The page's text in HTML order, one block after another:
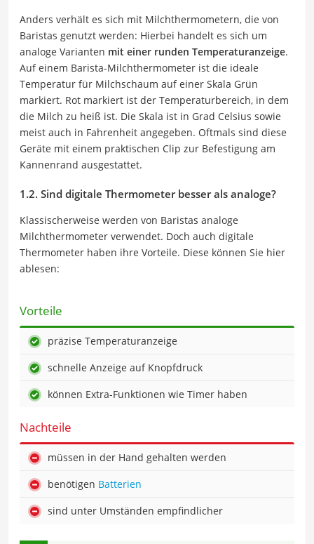
Anders verhält es sich mit Milchthermometern, die von
Baristas genutzt werden: Hierbei handelt es sich um
analoge Varianten mit einer runden Temperaturanzeige.
Auf einem Barista-Milchthermometer ist die ideale
Temperatur für Milchschaum auf einer Skala Grün
markiert. Rot markiert ist der Temperaturbereich, in dem
die Milch zu heiß ist. Die Skala ist in Grad Celsius sowie
meist auch in Fahrenheit angegeben. Oftmals sind diese
Geräte mit einem praktischen Clip zur Befestigung am
Kannenrand ausgestattet.
1.2. Sind digitale Thermometer besser als analoge?
Klassischerweise werden von Baristas analoge
Milchthermometer verwendet. Doch auch digitale
Thermometer haben ihre Vorteile. Diese können Sie hier
ablesen:
Vorteile
präzise Temperaturanzeige
schnelle Anzeige auf Knopfdruck
können Extra-Funktionen wie Timer haben
Nachteile
müssen in der Hand gehalten werden
benötigen Batterien
sind unter Umständen empfindlicher